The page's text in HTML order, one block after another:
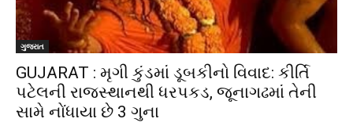
ગુજરાત
GUJARAT : મૃગી કુંડમાં ડૂબકીનો વિવાદ: કીર્તિ
પટેલની રાજસ્થાનથી ધરપકડ, જૂનાગઢમાં તેની
સામે નોંધાયા છે 3 ગુના